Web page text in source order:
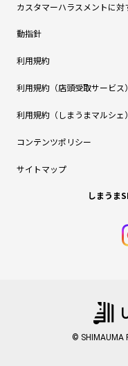
カスタマーハラスメントに対
動指針
利用規約
利用規約（店頭受取サービス）
利用規約（しまうまマルシェ）
コンテンツポリシー
サイトマップ
しまうま
© SHIMAUMA